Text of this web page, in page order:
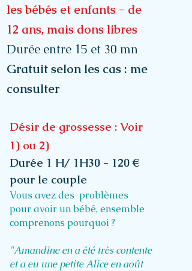
les bébés et enfants - de
12 ans, mais dons libres
Durée entre 15 et 30 mn
Gratuit selon les cas : me
consulter
Désir de grossesse : Voir
1) ou 2)
Durée 1 H/ 1H30 - 120 €
pour le couple
Vous avez des problèmes
pour avoir un bébé, ensemble
comprenons pourquoi ?
"Amandine en a été très contente
et a eu une petite Alice en août